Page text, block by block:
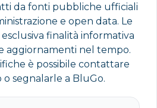
da fonti pubbliche ufficiali
e open data. Le
finalità informativa
aggiornamenti nel tempo.
è possibile contattare
o segnalarle a BluGo.